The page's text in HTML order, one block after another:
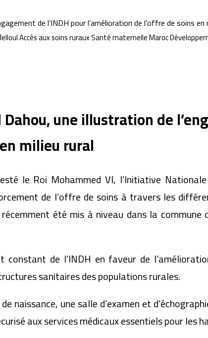
Accès aux soins ruraux Santé maternelle Maroc
une illustration de
milieu rural
le Roi Mohammed VI, l’Initiative
de l’offre de soins à travers les
été mis à niveau dans la commune
de l’INDH en faveur de
sanitaires des populations rurales.
naissance, une salle d’examen et
aux services médicaux essentiels pour les